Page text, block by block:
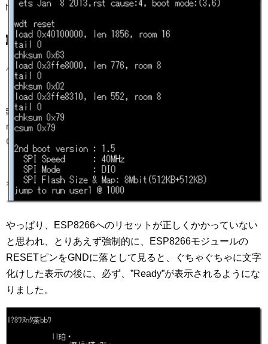
やっぱり、ESP8266へのリセットが正しくかかっていない
と思われ、とりあえず強制的に、ESP8266モジュールの
RESETピンをGNDに落として見ると、ぐちゃぐちゃに文字
化けした表示の後に、必ず、”Ready”が表示されるようにな
りました。